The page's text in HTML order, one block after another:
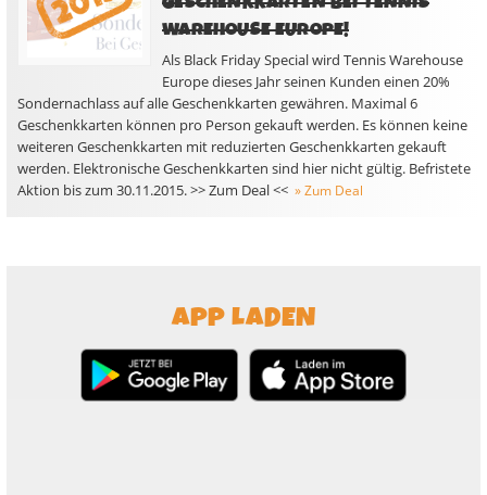
WAREHOUSE EUROPE!
Als Black Friday Special wird Tennis Warehouse
Europe dieses Jahr seinen Kunden einen 20%
Sondernachlass auf alle Geschenkkarten gewähren. Maximal 6
Geschenkkarten können pro Person gekauft werden. Es können keine
weiteren Geschenkkarten mit reduzierten Geschenkkarten gekauft
werden. Elektronische Geschenkkarten sind hier nicht gültig. Befristete
Aktion bis zum 30.11.2015. >> Zum Deal << » Zum Deal
APP LADEN